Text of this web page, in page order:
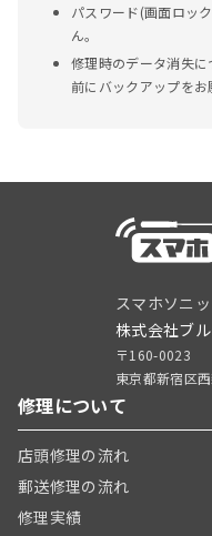
パスワード(画面ロッ
ん。
修理時のデータ消失
前にバックアップをお
スマホソニ
株式会社ブ
〒160-0023
東京都新宿区
修理について
店頭修理の流れ
郵送修理の流れ
修理実績